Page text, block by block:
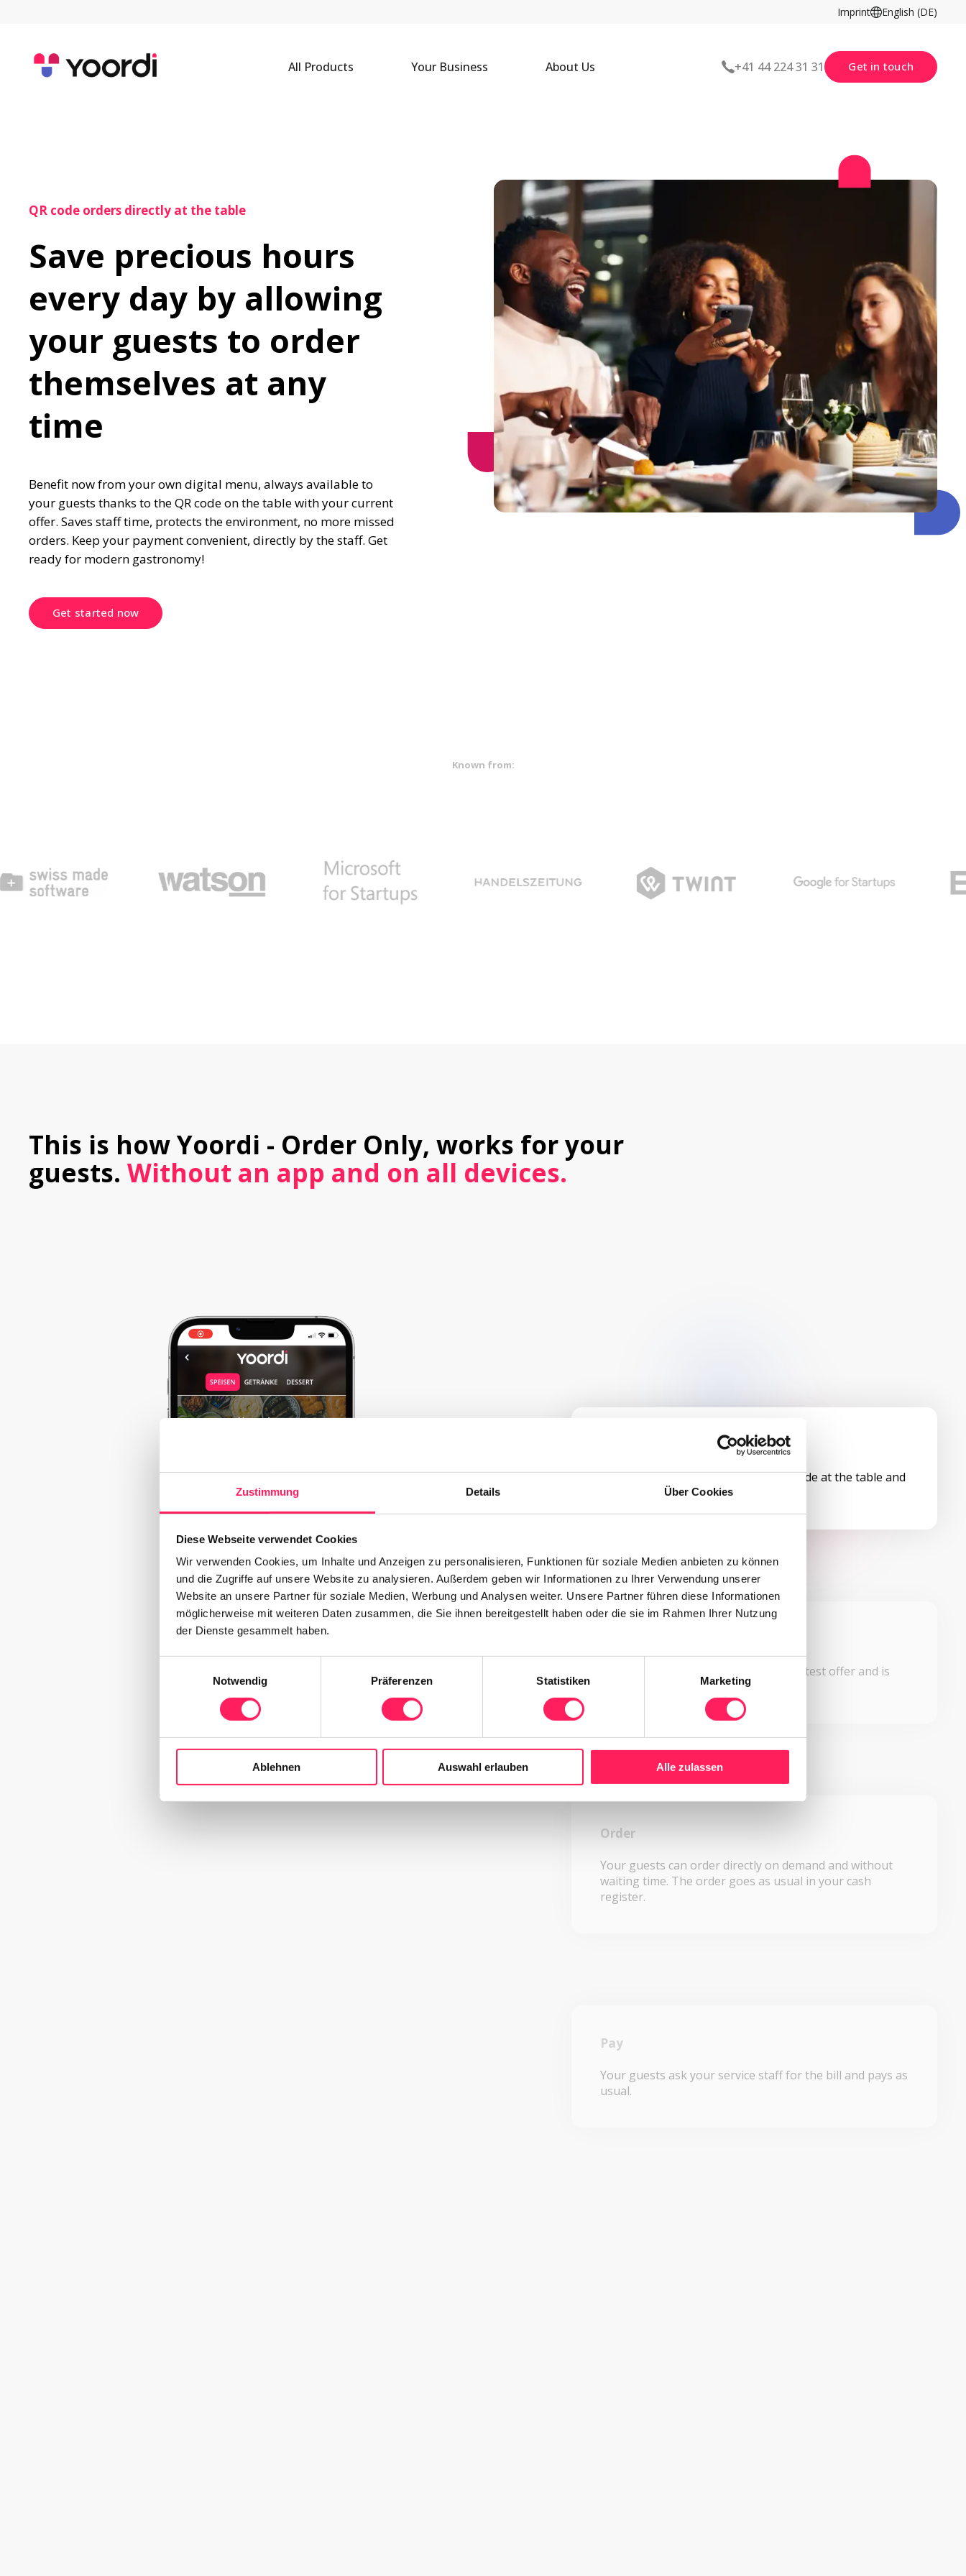
Zustimmung Details Über Cookies
Diese Webseite verwendet Cookies
Wir verwenden Cookies, um Inhalte und Anzeigen zu personalisieren, Funktionen für soziale Medien anbieten zu können
und die Zugriffe auf unsere Website zu analysieren. Außerdem geben wir Informationen zu Ihrer Verwendung unserer
Website an unsere Partner für soziale Medien, Werbung und Analysen weiter. Unsere Partner führen diese Informationen
möglicherweise mit weiteren Daten zusammen, die Sie ihnen bereitgestellt haben oder die sie im Rahmen Ihrer Nutzung
der Dienste gesammelt haben.
Notwendig
Präferenzen Statistiken Marketing
Ablehnen Auswahl erlauben Alle zulassen
Imprint English (DE)
All Products Your Business About Us +41 44 224 31 31 Get in touch
QR code orders directly at the table
Save precious hours
every day by allowing
your guests to order
themselves at any
time
Benefit now from your own digital menu, always available to
your guests thanks to the QR code on the table with your current
offer. Saves staff time, protects the environment, no more missed
orders. Keep your payment convenient, directly by the staff. Get
ready for modern gastronomy!
Get started now
Known from:
This is how Yoordi - Order Only, works for your
guests. Without an app and on all devices.
Your guest can directly scan the QR code at the table and
dive into your digital menu.
Your digital menu always shows the latest offer and is
Order
Your guests can order directly on demand and without
waiting time. The order goes as usual in your cash
register.
Pay
Your guests ask your service staff for the bill and pays as
usual.